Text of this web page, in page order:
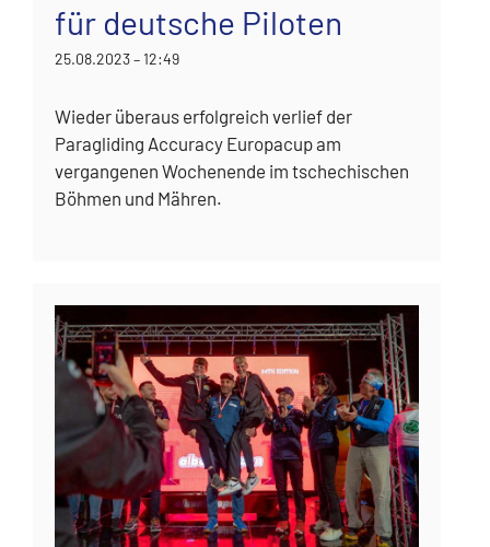
für deutsche Piloten
25.08.2023 – 12:49
Wieder überaus erfolgreich verlief der
Paragliding Accuracy Europacup am
vergangenen Wochenende im tschechischen
Böhmen und Mähren.